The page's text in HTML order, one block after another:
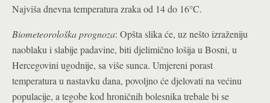
Najviša dnevna temperatura zraka od 14 do 16°C.
Biometeorološka prognoza: Opšta slika će, uz nešto izraženiju
naoblaku i slabije padavine, biti djelimično lošija u Bosni, u
Hercegovini ugodnije, sa više sunca. Umjereni porast
temperatura u nastavku dana, povoljno će djelovati na većinu
populacije, a tegobe kod hroničnih bolesnika trebale bi se